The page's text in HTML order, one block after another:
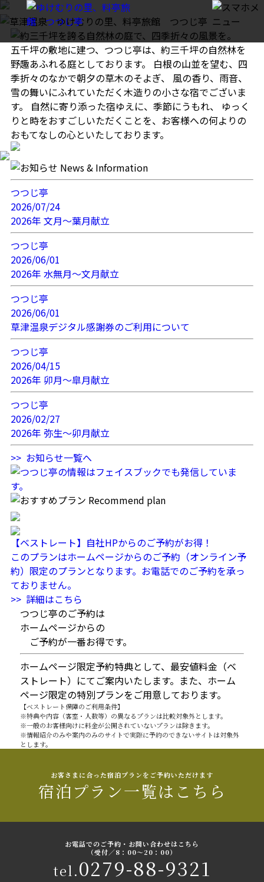
五千坪の敷地に建つ、つつじ亭は、約三千坪の自然林を
野趣あふれる庭としております。
白根の山並を望む、四
季折々のなかで朝夕の草木のそよぎ、
風の香り、雨音、
雪の舞いにふれていただく木造りの小さな宿でございま
す。
自然に寄り添った宿ゆえに、季節にうもれ、
ゆっく
りと時をおすごしいただくことを、お客様への何よりの
おもてなしの心といたしております。
つつじ亭
2026/07/24
2026年 文月～葉月献立
つつじ亭
2026/06/01
2026年 水無月～文月献立
つつじ亭
2026/06/01
草津温泉デジタル感謝券のご利用について
つつじ亭
2026/04/15
2026年 卯月～皐月献立
つつじ亭
2026/02/27
2026年 弥生～卯月献立
>> お知らせ一覧へ
【ベストレート】自社HPからのご予約がお得！
このプランはホームページからのご予約（オンライン予
約）限定のプランとなります。お電話でのご予約を承っ
ておりません。
>> 詳細はこちら
つつじ亭のご予約は
ホームページからの
ご予約が一番お得です。
ホームページ限定予約特典として、最安値料金（ベ
ストレート）にてご案内いたします。 また、ホーム
ページ限定の特別プランをご用意しております。
【ベストレート保障のご利用条件】
※特典や内容（客室・人数等）の異なるプランは比較対象外とします。
※一般のお客様向けに料金が公開されていないプランは除きます。
※情報紹介のみや案内のみのサイトで実際に予約のできないサイトは対象外
とします。
お客さまに合った宿泊プランをご予約いただけます
宿泊プラン一覧はこちら
お電話でのご予約・お問い合わせはこちら
（受付／8：00〜20：00）
tel.0279-88-9321